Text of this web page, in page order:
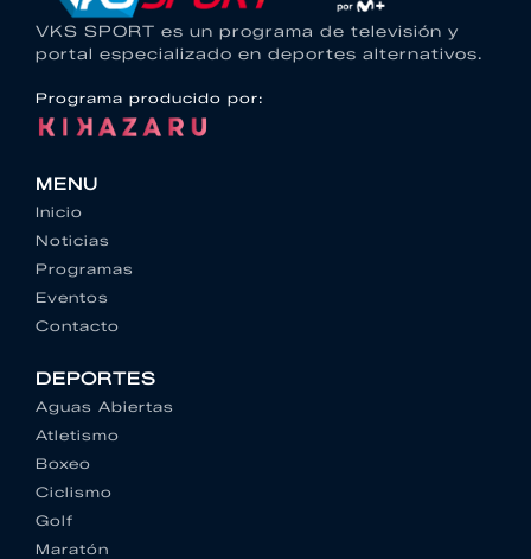
VKS SPORT es un programa de televisión y
portal especializado en deportes alternativos.
Programa producido por:
MENU
Inicio
Noticias
Programas
Eventos
Contacto
DEPORTES
Aguas Abiertas
Atletismo
Boxeo
Ciclismo
Golf
Maratón